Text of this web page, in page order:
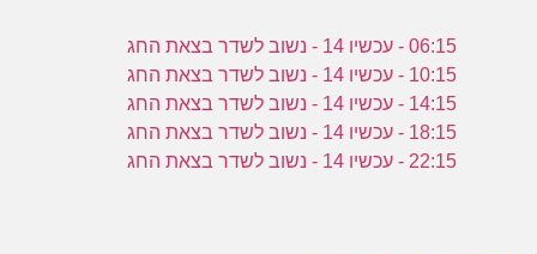
06:15 - עכשיו 14 - נשוב לשדר בצאת החג
10:15 - עכשיו 14 - נשוב לשדר בצאת החג
14:15 - עכשיו 14 - נשוב לשדר בצאת החג
18:15 - עכשיו 14 - נשוב לשדר בצאת החג
22:15 - עכשיו 14 - נשוב לשדר בצאת החג